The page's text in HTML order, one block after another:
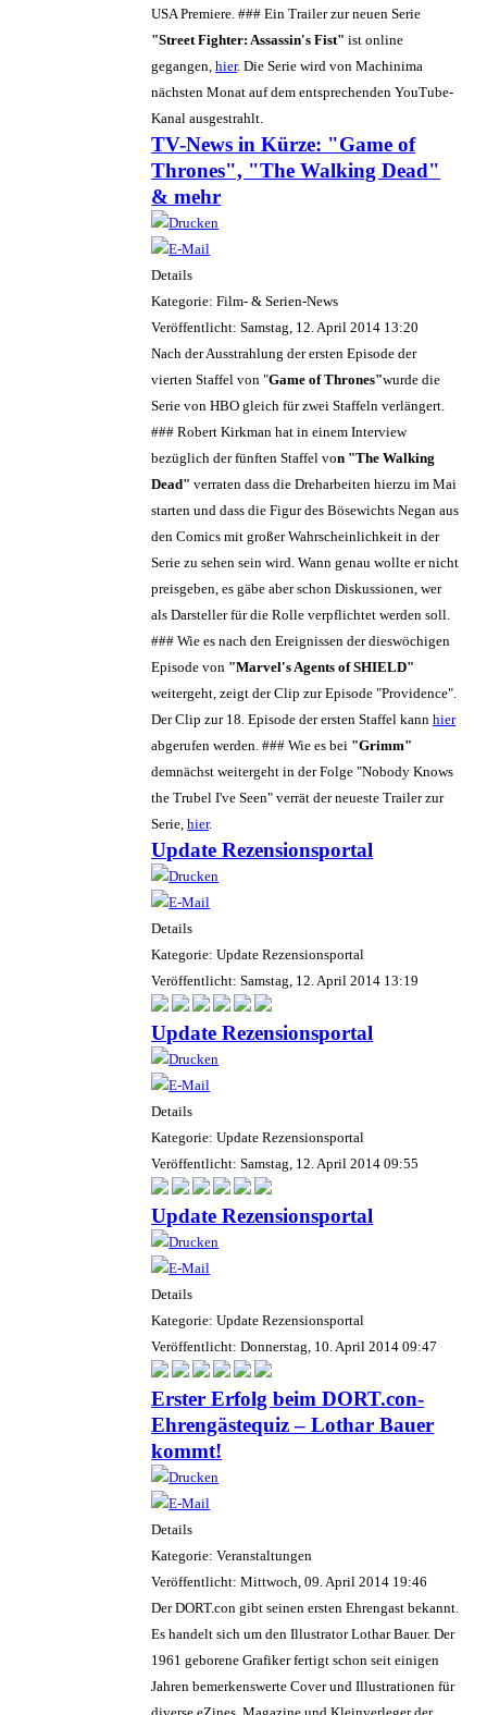
USA Premiere. ### Ein Trailer zur neuen Serie
"Street Fighter: Assassin's Fist" ist online
gegangen,hier. Die Serie wird von Machinima
nächsten Monat auf dem entsprechenden YouTube-
Kanal ausgestrahlt.
TV-News in Kürze: "Game of
Thrones", "The Walking Dead"
& mehr
Details
Kategorie: Film- & Serien-News
Veröffentlicht: Samstag, 12. April 2014 13:20
Nach der Ausstrahlung der ersten Episode der
vierten Staffel von "Game of Thrones"wurde die
Serie von HBO gleich für zwei Staffeln verlängert.
### Robert Kirkman hat in einem Interview
bezüglich der fünften Staffel von "The Walking
Dead" verraten dass die Dreharbeiten hierzu im Mai
starten und dass die Figur des Bösewichts Negan aus
den Comics mit großer Wahrscheinlichkeit in der
Serie zu sehen sein wird. Wann genau wollte er nicht
preisgeben, es gäbe aber schon Diskussionen, wer
als Darsteller für die Rolle verpflichtet werden soll.
### Wie es nach den Ereignissen der dieswöchigen
Episode von "Marvel's Agents of SHIELD"
weitergeht, zeigt der Clip zur Episode "Providence".
Der Clip zur 18. Episode der ersten Staffel kannhier
abgerufen werden. ### Wie es bei "Grimm"
demnächst weitergeht in der Folge "Nobody Knows
the Trubel I've Seen" verrät der neueste Trailer zur
Serie,hier.
Update Rezensionsportal
Details
Kategorie: Update Rezensionsportal
Veröffentlicht: Samstag, 12. April 2014 13:19
Update Rezensionsportal
Details
Kategorie: Update Rezensionsportal
Veröffentlicht: Samstag, 12. April 2014 09:55
Update Rezensionsportal
Details
Kategorie: Update Rezensionsportal
Veröffentlicht: Donnerstag, 10. April 2014 09:47
Erster Erfolg beim DORT.con-
Ehrengästequiz – Lothar Bauer
kommt!
Details
Kategorie: Veranstaltungen
Veröffentlicht: Mittwoch, 09. April 2014 19:46
Der DORT.con gibt seinen ersten Ehrengast bekannt.
Es handelt sich um den Illustrator Lothar Bauer. Der
1961 geborene Grafiker fertigt schon seit einigen
Jahren bemerkenswerte Cover und Illustrationen für